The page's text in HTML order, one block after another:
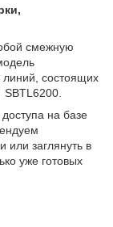
смежную
линий, состоящих
SBTL6200.
на базе
или заглянуть в
уже готовых